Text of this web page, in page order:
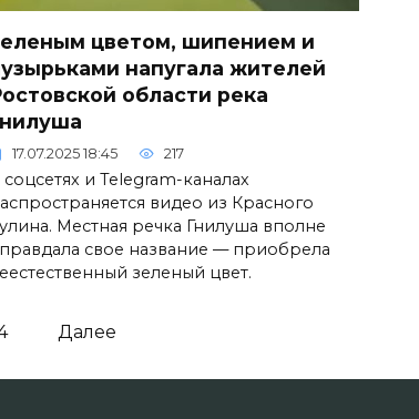
цветом, шипением и
напугала жителей
области река
17.07.2025 18:45 217
соцсетях и Telegram-каналах
видео из Красного
Местная речка Гнилуша вполне
свое название — приобрела
зеленый цвет.
Далее